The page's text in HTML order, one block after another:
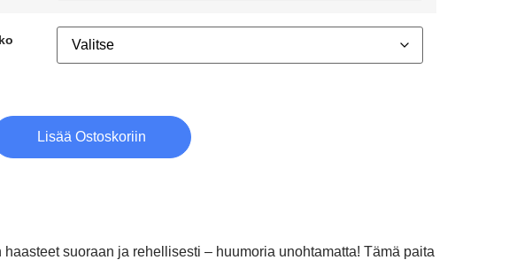
Lisää Ostoskoriin
suoraan ja rehellisesti – huumoria unohtamatta! Tämä paita